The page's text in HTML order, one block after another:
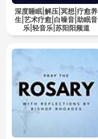
深度睡眠|解压|冥想|疗愈养
生|艺术疗愈|白噪音|助眠音
乐|轻音乐|苏阳阳频道